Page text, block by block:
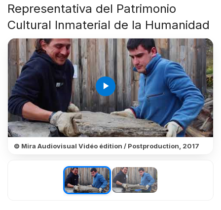
Representativa del Patrimonio
Cultural Inmaterial de la Humanidad
play_arrow
© Mira Audiovisual Vidéo édition / Postproduction, 2017